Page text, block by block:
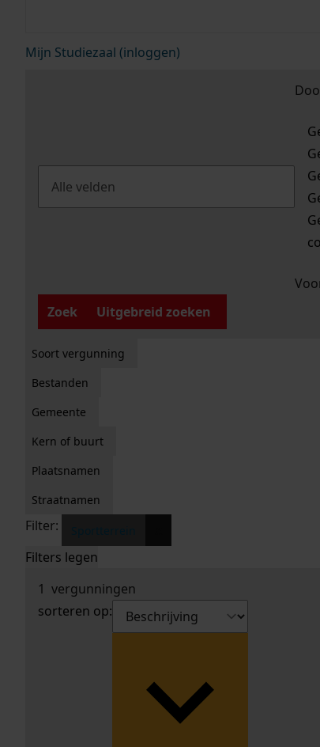
Mijn Studiezaal (inloggen)
Zoek
Uitgebreid zoeken
Soort vergunning
Bestanden
Gemeente
Kern of buurt
Plaatsnamen
Straatnamen
Filter:
Filters legen
1 vergunningen
sorteren op: